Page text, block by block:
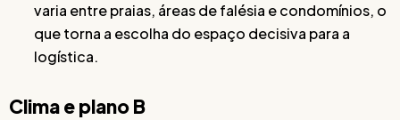
varia entre praias, áreas de falésia e condomínios, o
que torna a escolha do espaço decisiva para a
logística.
Clima e plano B